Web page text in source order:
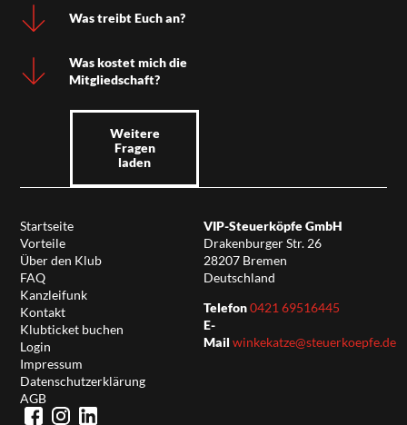
Was treibt Euch an?
Was kostet mich die
Mitgliedschaft?
Weitere
Fragen
laden
Startseite
Vorteile
Über den Klub
FAQ
Kanzleifunk
Kontakt
Klubticket buchen
Login
Impressum
Datenschutzerklärung
AGB
VIP-Steuerköpfe GmbH
Drakenburger Str. 26
28207 Bremen
Deutschland
Telefon0421 69516445
E-
Mail winkekatze@steuerkoepfe.de